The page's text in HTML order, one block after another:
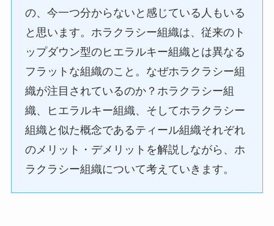
の、今一つ分からないと感じている人もいる
と思います。ホラクラシー組織は、従来のト
ップダウン型のヒエラルキー組織とは異なる
フラットな組織のこと。なぜホラクラシー組
織が注目されているのか？ホラクラシー組
織、ヒエラルキー組織、そしてホラクラシー
組織と似た概念であるティール組織それぞれ
のメリット・デメリットを解説しながら、ホ
ラクラシー組織について考えていきます。